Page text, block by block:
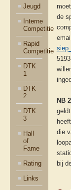
Jeugd
Interne
Competitie
Rapid
Competitie
DTK
1
DTK
2
DTK
3
Hall
of
Fame
Rating
Links
de
NB
die
bij